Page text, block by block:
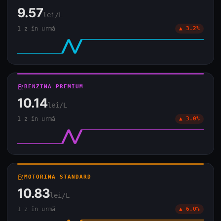
9.57lei/L
1 z în urmă ▲ 3.2%
local_gas_stationBENZINA PREMIUM
10.14lei/L
1 z în urmă ▲ 3.0%
local_gas_stationMOTORINA STANDARD
10.83lei/L
1 z în urmă ▲ 6.0%